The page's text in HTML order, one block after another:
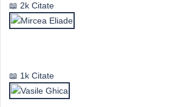
2k Citate
1k Citate